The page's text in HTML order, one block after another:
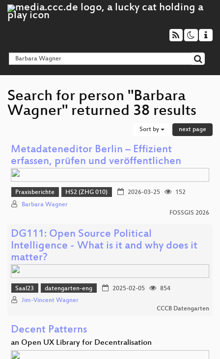
Search for person "Barbara
Wagner" returned 38 results
Sort by next page
Metadateneditor Berlin – Effizient
erfassen, prüfen und veröffentlichen
Praxisberichte HS2 (ZHG 010) 2026-03-25
152
Barbara Wagner
FOSSGIS 2026
DG111: Open Source Political
Intelligence - What is it and why does it
matter?
Saal23 datengarten-eng 2025-02-05
854
Jim-Vincent Wagner
CCCB Datengarten
Decent Patterns
an Open UX Library for Decentralisation